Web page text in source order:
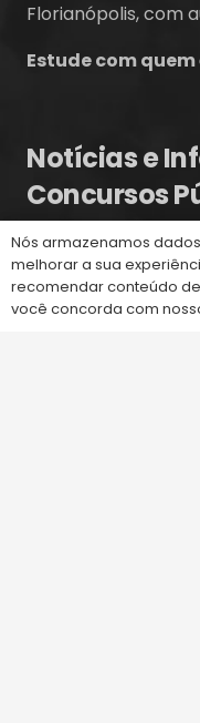
Florianópolis, com
Estude com
Notícias e
Concursos
Concurso CAU SC
8 ago às 16:09
Concurso Celesc
Nós armazenamos
melhorar a sua
recomendar conteúdo
você concorda com